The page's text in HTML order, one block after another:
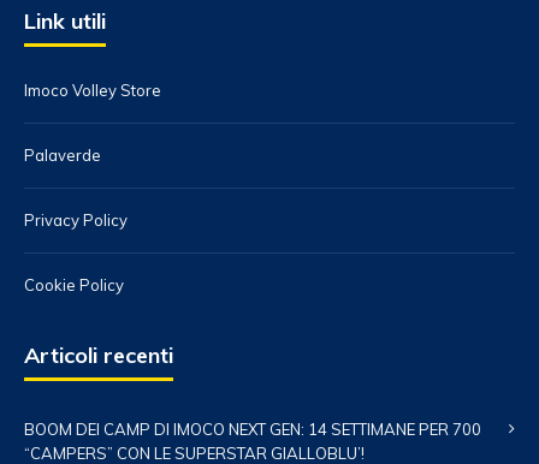
Link utili
Imoco Volley Store
Palaverde
Privacy Policy
Cookie Policy
Articoli recenti
BOOM DEI CAMP DI IMOCO NEXT GEN: 14 SETTIMANE PER 700
“CAMPERS” CON LE SUPERSTAR GIALLOBLU’!